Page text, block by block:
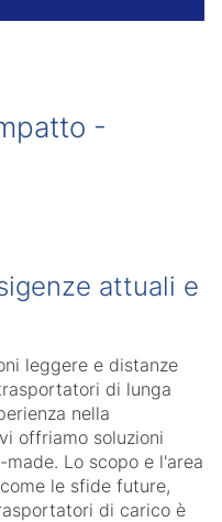
-
attuali e
leggere e distanze
di lunga
nella
offriamo soluzioni
Lo scopo e l'area
le sfide future,
di carico è